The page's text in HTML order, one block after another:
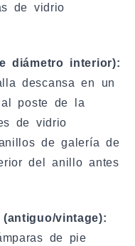
de vidrio
diámetro interior):
descansa en un
poste de la
de vidrio
de galería de
del anillo antes
vintage):
de pie